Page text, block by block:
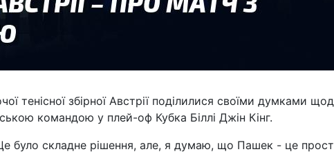
тенісної збірної Австрії поділилися своїми думками
командою у плей-оф Кубка Біллі Джін Кінг.
було складне рішення, але, я думаю, що Пашек - це